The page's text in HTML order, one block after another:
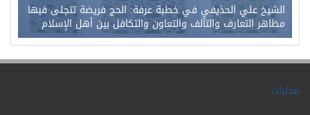
الشيخ علي الحذيفي في خطبة عرفة: الحج فريضة تتجلى فيها
مظاهر التعارف والتآلف والتعاون والتكافل بين أهل الإسلام
محليات